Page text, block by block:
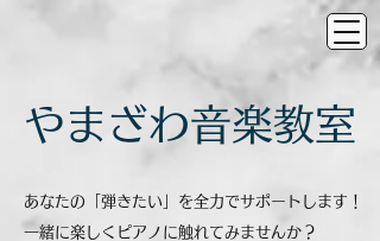
​やまざわ音楽教室
あなたの「弾きたい」を全力でサポートします！
一緒に楽しくピアノに触れてみませんか？